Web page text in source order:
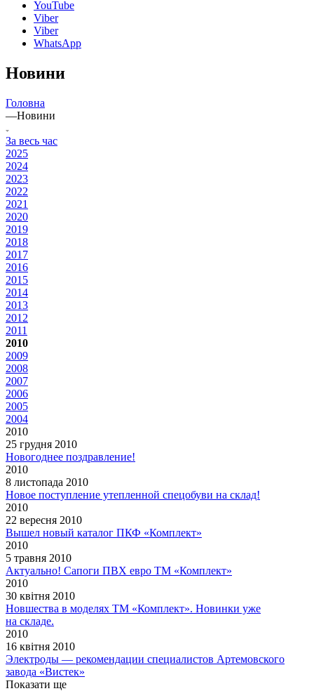
YouTube
Viber
Viber
WhatsApp
Новини
Головна
—Новини
За весь час
2025
2024
2023
2022
2021
2020
2019
2018
2017
2016
2015
2014
2013
2012
2011
2010
2009
2008
2007
2006
2005
2004
2010
25 грудня 2010
Новогоднее поздравление!
2010
8 листопада 2010
Новое поступление утепленной спецобуви на склад!
2010
22 вересня 2010
Вышел новый каталог ПКФ «Комплект»
2010
5 травня 2010
Актуально! Сапоги ПВХ евро ТМ «Комплект»
2010
30 квітня 2010
Новшества в моделях ТМ «Комплект». Новинки уже
на складе.
2010
16 квітня 2010
Электроды — рекомендации специалистов Артемовского
завода «Вистек»
Показати ще